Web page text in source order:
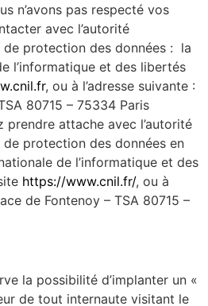
n’avons pas respecté vos
avec l’autorité
protection des données : la
l’informatique et des libertés
, ou à l’adresse suivante :
80715 – 75334 Paris
prendre attache avec l’autorité
protection des données en
de l’informatique et des
https://www.cnil.fr/, ou à
de Fontenoy – TSA 80715 –
la possibilité d’implanter un «
de tout internaute visitant le